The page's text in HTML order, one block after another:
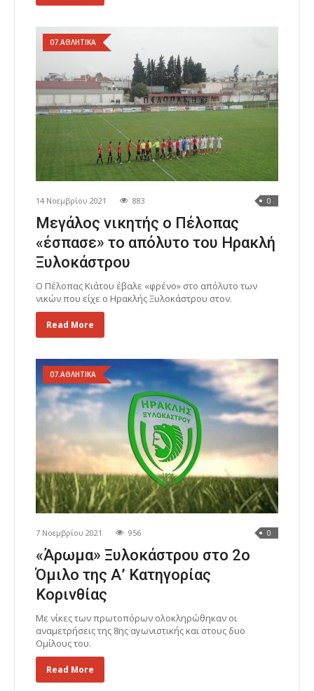
07.ΑΘΛΗΤΙΚΑ
14 Νοεμβρίου 2021 883 0
Μεγάλος νικητής ο Πέλοπας
«έσπασε» το απόλυτο του Ηρακλή
Ξυλοκάστρου
Ο Πέλοπας Κιάτου έβαλε «φρένο» στο απόλυτο των
νικών που είχε ο Ηρακλής Ξυλοκάστρου στον.
Read More
07.ΑΘΛΗΤΙΚΑ
7 Νοεμβρίου 2021 956 0
«Άρωμα» Ξυλοκάστρου στο 2ο
Όμιλο της Α’ Κατηγορίας
Κορινθίας
Με νίκες των πρωτοπόρων ολοκληρώθηκαν οι
αναμετρήσεις της 8ης αγωνιστικής και στους δυο
Ομίλους του.
Read More